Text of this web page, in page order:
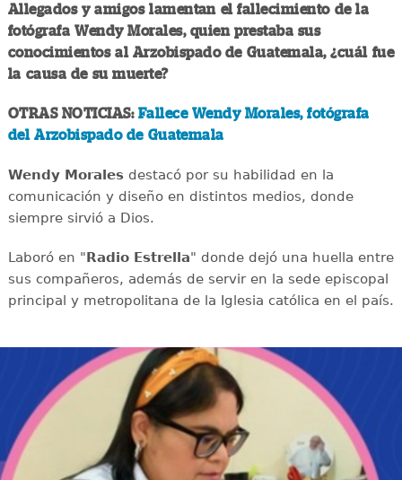
Allegados y amigos lamentan el fallecimiento de la
fotógrafa Wendy Morales, quien prestaba sus
conocimientos al Arzobispado de Guatemala, ¿cuál fue
la causa de su muerte?
OTRAS NOTICIAS: Fallece Wendy Morales, fotógrafa
del Arzobispado de Guatemala
Wendy Moralesdestacó por su habilidad en la
comunicación y diseño en distintos medios, donde
siempre sirvió a Dios.
Laboró en "Radio Estrella" donde dejó una huella entre
sus compañeros, además de servir en la sede episcopal
principal y metropolitana de la Iglesia católica en el país.